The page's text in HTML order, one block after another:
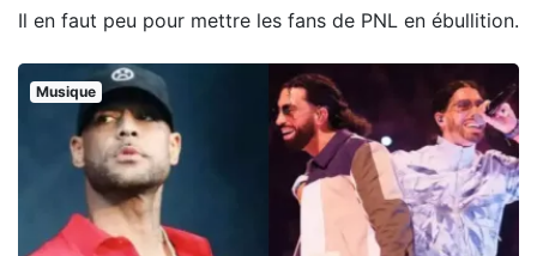
Il en faut peu pour mettre les fans de PNL en ébullition.
Musique